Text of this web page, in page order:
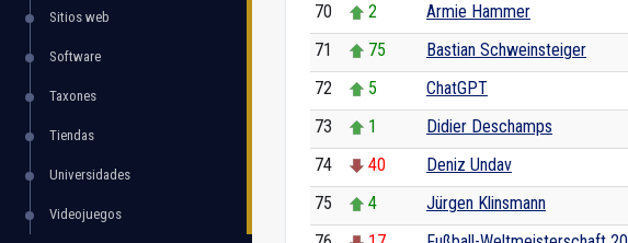
Sitios web
Software
Taxones
Tiendas
Universidades
Videojuegos
70
2 Armie Hammer
71
75 Bastian Schweinsteiger
72
5 ChatGPT
73
1 Didier Deschamps
74
40 Deniz Undav
75
4 Jürgen Klinsmann